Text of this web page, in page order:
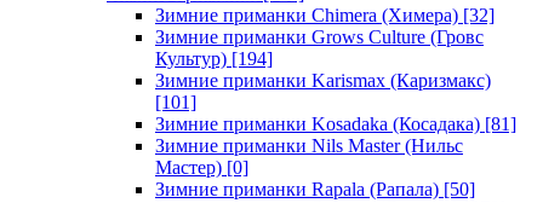
Зимние приманки Chimera (Химера) [32]
Зимние приманки Grows Culture (Гровс
Культур) [194]
Зимние приманки Karismax (Каризмакс)
[101]
Зимние приманки Kosadaka (Косадака) [81]
Зимние приманки Nils Master (Нильс
Мастер) [0]
Зимние приманки Rapala (Рапала) [50]